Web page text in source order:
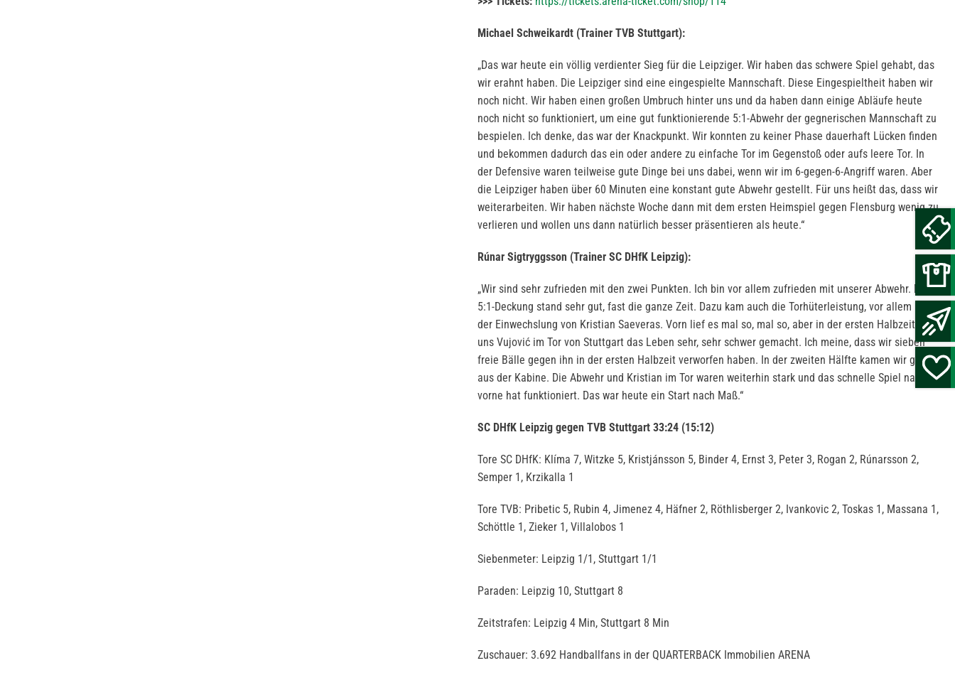
Michael Schweikardt (Trainer TVB Stuttgart):
„Das war heute ein völlig verdienter Sieg für die Leipziger. Wir haben das schwere Spiel gehabt, das
wir erahnt haben. Die Leipziger sind eine eingespielte Mannschaft. Diese Eingespieltheit haben wir
noch nicht. Wir haben einen großen Umbruch hinter uns und da haben dann einige Abläufe heute
noch nicht so funktioniert, um eine gut funktionierende 5:1-Abwehr der gegnerischen Mannschaft zu
bespielen. Ich denke, das war der Knackpunkt. Wir konnten zu keiner Phase dauerhaft Lücken finden
und bekommen dadurch das ein oder andere zu einfache Tor im Gegenstoß oder aufs leere Tor. In
der Defensive waren teilweise gute Dinge bei uns dabei, wenn wir im 6-gegen-6-Angriff waren. Aber
die Leipziger haben über 60 Minuten eine konstant gute Abwehr gestellt. Für uns heißt das, dass wir
weiterarbeiten. Wir haben nächste Woche dann mit dem ersten Heimspiel gegen Flensburg wenig zu
verlieren und wollen uns dann natürlich besser präsentieren als heute.“
Rúnar Sigtryggsson (Trainer SC DHfK Leipzig):
„Wir sind sehr zufrieden mit den zwei Punkten. Ich bin vor allem zufrieden mit unserer Abwehr. Die
5:1-Deckung stand sehr gut, fast die ganze Zeit. Dazu kam auch die Torhüterleistung, vor allem nach
der Einwechslung von Kristian Saeveras. Vorn lief es mal so, mal so, aber in der ersten Halbzeit hat
uns Vujović im Tor von Stuttgart das Leben sehr, sehr schwer gemacht. Ich meine, dass wir sieben
freie Bälle gegen ihn in der ersten Halbzeit verworfen haben. In der zweiten Hälfte kamen wir gut
aus der Kabine. Die Abwehr und Kristian im Tor waren weiterhin stark und das schnelle Spiel nach
vorne hat funktioniert. Das war heute ein Start nach Maß.“
SC DHfK Leipzig gegen TVB Stuttgart 33:24 (15:12)
Tore SC DHfK: Klíma 7, Witzke 5, Kristjánsson 5, Binder 4, Ernst 3, Peter 3, Rogan 2, Rúnarsson 2,
Semper 1, Krzikalla 1
Tore TVB: Pribetic 5, Rubin 4, Jimenez 4, Häfner 2, Röthlisberger 2, Ivankovic 2, Toskas 1, Massana 1,
Schöttle 1, Zieker 1, Villalobos 1
Siebenmeter: Leipzig 1/1, Stuttgart 1/1
Paraden: Leipzig 10, Stuttgart 8
Zeitstrafen: Leipzig 4 Min, Stuttgart 8 Min
Zuschauer: 3.692 Handballfans in der QUARTERBACK Immobilien ARENA